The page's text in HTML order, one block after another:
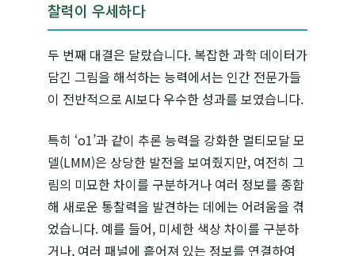
찰력이 우세하다
두 번째 대결은 달랐습니다. 복잡한 과학 데이터가
담긴 그림을 해석하는 능력에서는 인간 전문가들
이 전반적으로 AI보다 우수한 성과를 보였습니다.
특히 ‘o1’과 같이 추론 능력을 강화한 멀티모달 모
델(LMM)은 상당한 발전을 보여줬지만, 여전히 그
림의 미묘한 차이를 구분하거나 여러 정보를 종합
해 새로운 통찰력을 발견하는 데에는 어려움을 겪
었습니다. 예를 들어, 미세한 색상 차이를 구분하
거나, 여러 패널에 흩어져 있는 정보를 연결하여